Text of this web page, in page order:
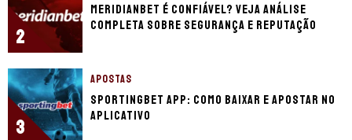
2
Meridianbet é confiável? Veja análise
completa sobre segurança e reputação
3
APOSTAS
Sportingbet app: Como baixar e apostar no
aplicativo